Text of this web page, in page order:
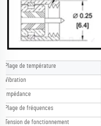
Plage de température
Vibration
Impédance
Plage de fréquences
Tension de fonctionnement